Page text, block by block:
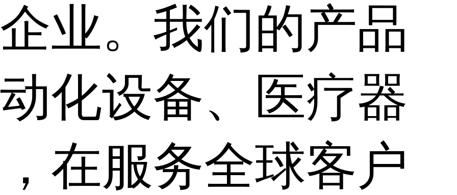
业。我们的产品
化设备、医疗器
在服务全球客户